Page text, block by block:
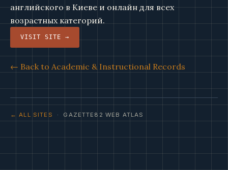
английского в Киеве и онлайн для всех
возрастных категорий.
VISIT SITE →
← Back to Academic & Instructional Records
← ALL SITES · GAZETTE82 WEB ATLAS